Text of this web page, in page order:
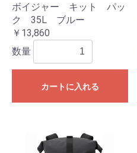
ボイジャー キット パッ
ク 35L ブルー
￥13,860
数量
カートに入れる